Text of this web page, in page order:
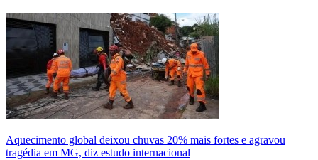
Aquecimento global deixou chuvas 20% mais fortes e agravou
tragédia em MG, diz estudo internacional